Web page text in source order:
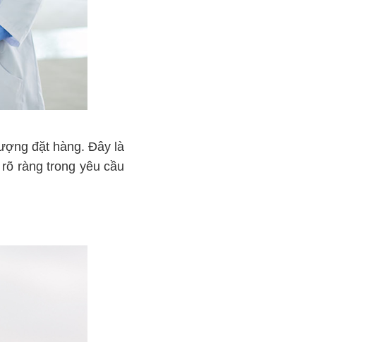
đặt hàng. Đây là
ràng trong yêu cầu